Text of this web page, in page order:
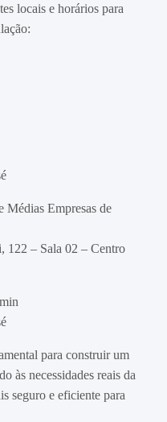
locais e horários para
Médias Empresas de
122 – Sala 02 – Centro
para construir um
às necessidades reais da
seguro e eficiente para